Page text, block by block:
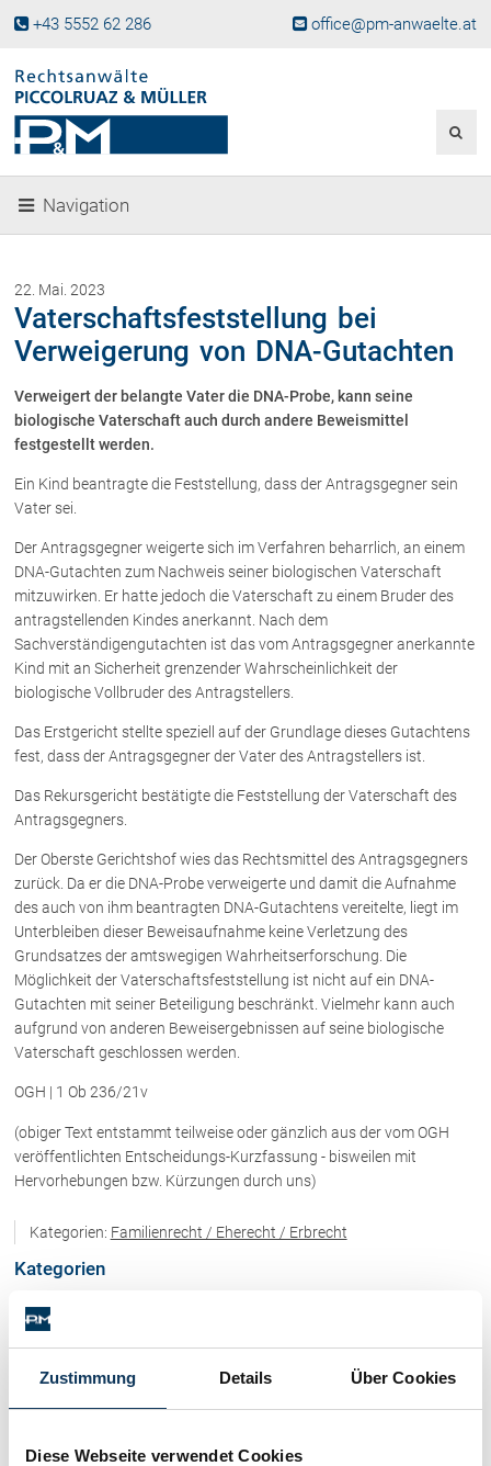
Zustimmung Details Über Cookies
Diese Webseite verwendet Cookies
+43 5552 62 286 office@pm-anwaelte.at
Fachgebiete
Gesellschaftsgründung &
Beteiligungen
Immobilienrecht, Bauträgerrecht
Ferienimmobilien in Vorarlberg
Erbrecht
Familienrecht und Scheidungen
Prozessführung und
Schiedsgerichtsbarkeit
Skiunfälle in Österreich
Über uns
Kanzleiteam
Netzwerk
Download
Die Österreichischen Rechtsanwälte
Anwälte
Dr. Stefan Müller
Dr. Petra Piccolruaz
Mag. Patrick Piccolruaz
Dr. Roland Piccolruaz †
Rechtsnews
Publikationen
Medien
Vorarlberg Online
Fachliteratur
FAQ
Familie
Wichtige Vertragsklauseln bei Kauf-
Check dein Recht/Erbrecht
Navigation
22. Mai. 2023
Vaterschaftsfeststellung bei
Verweigerung von DNA-Gutachten
Verweigert der belangte Vater die DNA-Probe, kann seine
biologische Vaterschaft auch durch andere Beweismittel
festgestellt werden.
Ein Kind beantragte die Feststellung, dass der Antragsgegner sein
Vater sei.
Der Antragsgegner weigerte sich im Verfahren beharrlich, an einem
DNA-Gutachten zum Nachweis seiner biologischen Vaterschaft
mitzuwirken. Er hatte jedoch die Vaterschaft zu einem Bruder des
antragstellenden Kindes anerkannt. Nach dem
Sachverständigengutachten ist das vom Antragsgegner anerkannte
Kind mit an Sicherheit grenzender Wahrscheinlichkeit der
biologische Vollbruder des Antragstellers.
Das Erstgericht stellte speziell auf der Grundlage dieses Gutachtens
fest, dass der Antragsgegner der Vater des Antragstellers ist.
Das Rekursgericht bestätigte die Feststellung der Vaterschaft des
Antragsgegners.
Der Oberste Gerichtshof wies das Rechtsmittel des Antragsgegners
zurück. Da er die DNA-Probe verweigerte und damit die Aufnahme
des auch von ihm beantragten DNA-Gutachtens vereitelte, liegt im
Unterbleiben dieser Beweisaufnahme keine Verletzung des
Grundsatzes der amtswegigen Wahrheitserforschung. Die
Möglichkeit der Vaterschaftsfeststellung ist nicht auf ein DNA-
Gutachten mit seiner Beteiligung beschränkt. Vielmehr kann auch
aufgrund von anderen Beweisergebnissen auf seine biologische
Vaterschaft geschlossen werden.
OGH | 1 Ob 236/21v
(obiger Text entstammt teilweise oder gänzlich aus der vom OGH
veröffentlichten Entscheidungs-Kurzfassung - bisweilen mit
Hervorhebungen bzw. Kürzungen durch uns)
Kategorien: Familienrecht / Eherecht / Erbrecht
Kategorien
Immobilienrecht / Mietrecht / Ferienwohnungen (268)
Skirecht / Sportrecht (103)
Wirtschaftsrecht / Gesellschaftsrecht (382)